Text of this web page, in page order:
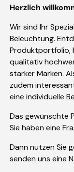
Herzlich
Wir sind Ihr
Beleuchtung.
Produktportfolio,
qualitativ
starker Marken.
zudem
eine individuelle
Das gewünschte
Sie haben eine
Dann nutzen Sie
senden uns eine